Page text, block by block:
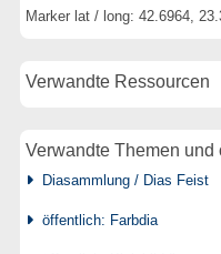
Marker lat / long: 42.6964,
Verwandte Ressourcen
Verwandte Themen
Diasammlung / Dias Feist
öffentlich: Farbdia